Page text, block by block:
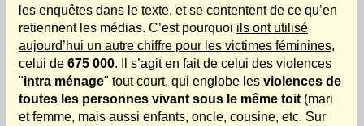
les enquêtes dans le texte, et se contentent de ce qu’en
retiennent les médias. C’est pourquoi ils ont utilisé
aujourd’hui un autre chiffre pour les victimes féminines,
celui de 675 000. Il s’agit en fait de celui des violences
"intra ménage" tout court, qui englobe les violences de
toutes les personnes vivant sous le même toit (mari
et femme, mais aussi enfants, oncle, cousine, etc. Sur